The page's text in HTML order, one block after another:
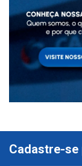
Cadastre-